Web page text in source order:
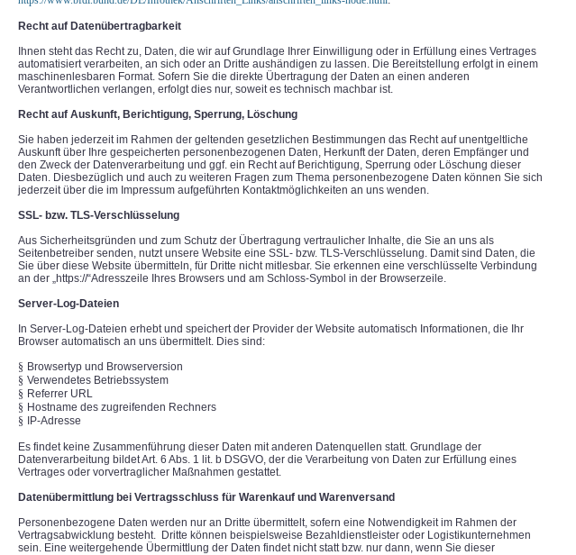
Recht auf Datenübertragbarkeit
Ihnen steht das Recht zu, Daten, die wir auf Grundlage Ihrer Einwilligung oder in Erfüllung eines Vertrages
automatisiert verarbeiten, an sich oder an Dritte aushändigen zu lassen. Die Bereitstellung erfolgt in einem
maschinenlesbaren Format. Sofern Sie die direkte Übertragung der Daten an einen anderen
Verantwortlichen verlangen, erfolgt dies nur, soweit es technisch machbar ist.
Recht auf Auskunft, Berichtigung, Sperrung, Löschung
Sie haben jederzeit im Rahmen der geltenden gesetzlichen Bestimmungen das Recht auf unentgeltliche
Auskunft über Ihre gespeicherten personenbezogenen Daten, Herkunft der Daten, deren Empfänger und
den Zweck der Datenverarbeitung und ggf. ein Recht auf Berichtigung, Sperrung oder Löschung dieser
Daten. Diesbezüglich und auch zu weiteren Fragen zum Thema personenbezogene Daten können Sie sich
jederzeit über die im Impressum aufgeführten Kontaktmöglichkeiten an uns wenden.
SSL- bzw. TLS-Verschlüsselung
Aus Sicherheitsgründen und zum Schutz der Übertragung vertraulicher Inhalte, die Sie an uns als
Seitenbetreiber senden, nutzt unsere Website eine SSL- bzw. TLS-Verschlüsselung. Damit sind Daten, die
Sie über diese Website übermitteln, für Dritte nicht mitlesbar. Sie erkennen eine verschlüsselte Verbindung
an der „https://“Adresszeile Ihres Browsers und am Schloss-Symbol in der Browserzeile.
Server-Log-Dateien
In Server-Log-Dateien erhebt und speichert der Provider der Website automatisch Informationen, die Ihr
Browser automatisch an uns übermittelt. Dies sind:
§ Browsertyp und Browserversion
§ Verwendetes Betriebssystem
§ Referrer URL
§ Hostname des zugreifenden Rechners
§
IP-Adresse
Es findet keine Zusammenführung dieser Daten mit anderen Datenquellen statt. Grundlage der
Datenverarbeitung bildet Art. 6 Abs. 1 lit. b DSGVO, der die Verarbeitung von Daten zur Erfüllung eines
Vertrages oder vorvertraglicher Maßnahmen gestattet.
Datenübermittlung bei Vertragsschluss für Warenkauf und Warenversand
Personenbezogene Daten werden nur an Dritte übermittelt, sofern eine Notwendigkeit im Rahmen der
Vertragsabwicklung besteht. Dritte können beispielsweise Bezahldienstleister oder Logistikunternehmen
sein. Eine weitergehende Übermittlung der Daten findet nicht statt bzw. nur dann, wenn Sie dieser